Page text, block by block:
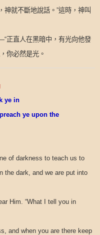
神就不斷地說話。”這時，神叫
正直人在黑暗中，有光向他發
你必然是光。
ye in
ye upon the
of darkness to teach us to
the dark, and we are put into
Him. “What I tell you in
and when you are there keep